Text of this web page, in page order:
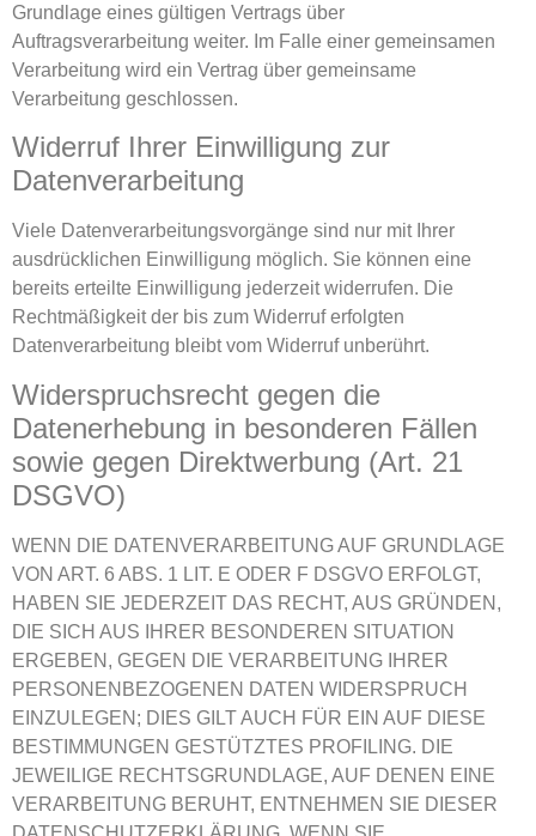
Grundlage eines gültigen Vertrags über
Auftragsverarbeitung weiter. Im Falle einer gemeinsamen
Verarbeitung wird ein Vertrag über gemeinsame
Verarbeitung geschlossen.
Widerruf Ihrer Einwilligung zur
Datenverarbeitung
Viele Datenverarbeitungsvorgänge sind nur mit Ihrer
ausdrücklichen Einwilligung möglich. Sie können eine
bereits erteilte Einwilligung jederzeit widerrufen. Die
Rechtmäßigkeit der bis zum Widerruf erfolgten
Datenverarbeitung bleibt vom Widerruf unberührt.
Widerspruchsrecht gegen die
Datenerhebung in besonderen Fällen
sowie gegen Direktwerbung (Art. 21
DSGVO)
WENN DIE DATENVERARBEITUNG AUF GRUNDLAGE
VON ART. 6 ABS. 1 LIT. E ODER F DSGVO ERFOLGT,
HABEN SIE JEDERZEIT DAS RECHT, AUS GRÜNDEN,
DIE SICH AUS IHRER BESONDEREN SITUATION
ERGEBEN, GEGEN DIE VERARBEITUNG IHRER
PERSONENBEZOGENEN DATEN WIDERSPRUCH
EINZULEGEN; DIES GILT AUCH FÜR EIN AUF DIESE
BESTIMMUNGEN GESTÜTZTES PROFILING. DIE
JEWEILIGE RECHTSGRUNDLAGE, AUF DENEN EINE
VERARBEITUNG BERUHT, ENTNEHMEN SIE DIESER